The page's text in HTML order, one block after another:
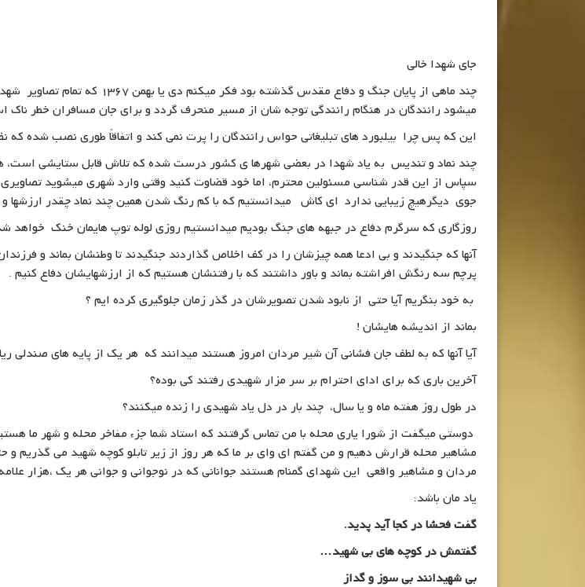
جای شهدا خالی
چند ماهی از پایان جنگ و دفاع
میشود رانندگان در هنگام رانندگی توجه شان از مسیر منحرف گردد و برای جان مسافران خطر ناک
این که پس چرا بیلبورد های تبلیغاتی حواس رانندگان را پرت نمی کند و اتفاقاً طوری نصب شده که
چند نماد و تندیس به یاد شهدا در بعضی شهرها ی کشور درست شده که تلاش قابل ستایشی است،
سپاس از این قدر شناسی مسئولین محترم، اما خود قضاوت کنید وقتی وارد شهری میشوید تصاویری
جوی دیگرهیچ زیبایی ندارد ای کاش میدانستیم که با کم رنگ شدن همین چند نماد چقدر ارزشها و
روزگاری که سرگرم دفاع در جبهه های جنگ بودیم میدانستیم روزی لوله توپ هایمان خنک خواهد
آنها که جنگیدند و بی ادعا همه چیزشان را در کف اخلاص گذاردند جنگیدند تا وطنشان بماند و
پرچم سه رنگش افراشته بماند و باور داشتند که با رفتنشان هستیم که از ارزشهایشان دفاع کنیم .
به خود بنگریم آیا حتی از نابود شدن تصویرشان در گذر زمان جلوگیری کرده ایم ؟
بماند از اندیشه هایشان !
آیا آنها که به لطف جان فشانی آن شیر مردان امروز هستند میدانند که هر یک از پایه های صندلی
آخرین باری که برای ادای احترام بر سر مزار شهیدی رفتند کی بوده؟
در طول روز هفته ماه و یا سال، چند بار در دل یاد شهیدی را زنده میکنند؟
دوستی میگفت از شورا یاری محله با من تماس گرفتند که استاد شما جزء مفاخر محله و شهر ما
مشاهیر محله قرارش دهیم و من گفتم ای وای بر ما که هر روز از زیر تابلو کوچه شهید می
مردان و مشاهیر واقعی این شهدای گمنام هستند جوانانی که در نوجوانی و جوانی هر یک ،هزار
یاد مان باشد:
گفت فحشا در کجا آید پدید.
گفتمش در کوچه های بی شهید…
بی شهیدانند بی سوز و گداز